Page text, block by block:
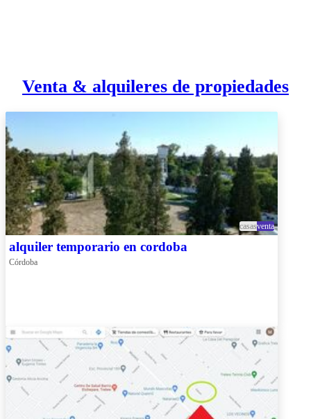
Venta & alquileres de propiedades
casasventa
alquiler temporario en cordoba
Córdoba